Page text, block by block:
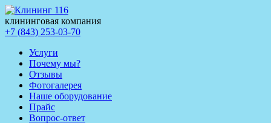
клининговая компания
+7 (843) 253-03-70
Услуги
Почему мы?
Отзывы
Фотогалерея
Наше оборудование
Прайс
Вопрос-ответ